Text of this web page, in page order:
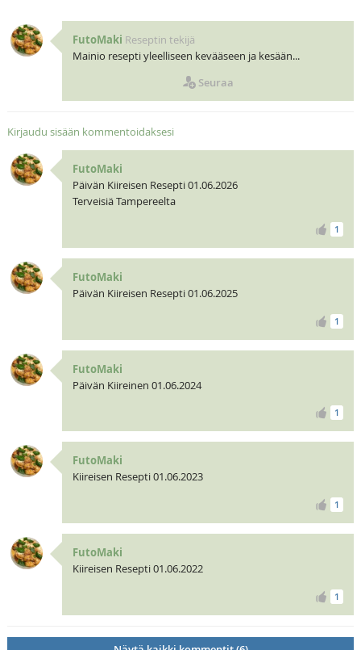
FutoMaki Reseptin tekijä
Mainio resepti yleelliseen kevääseen ja kesään...
Seuraa
Kirjaudu sisään kommentoidaksesi
FutoMaki
Päivän Kiireisen Resepti 01.06.2026
Terveisiä Tampereelta
1
FutoMaki
Päivän Kiireisen Resepti 01.06.2025
1
FutoMaki
Päivän Kiireinen 01.06.2024
1
FutoMaki
Kiireisen Resepti 01.06.2023
1
FutoMaki
Kiireisen Resepti 01.06.2022
1